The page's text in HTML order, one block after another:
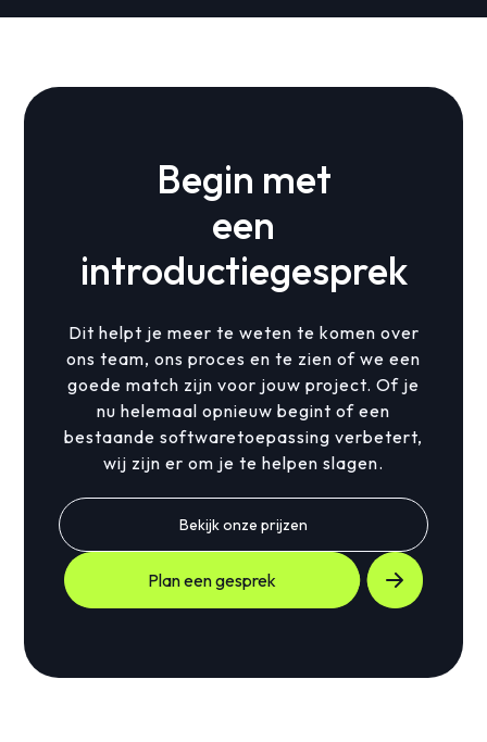
Begin met
een
introductiegesprek
Dit helpt je meer te weten te komen over
ons team, ons proces en te zien of we een
goede match zijn voor jouw project. Of je
nu helemaal opnieuw begint of een
bestaande softwaretoepassing verbetert,
wij zijn er om je te helpen slagen.
Bekijk onze prijzen
Plan een gesprek